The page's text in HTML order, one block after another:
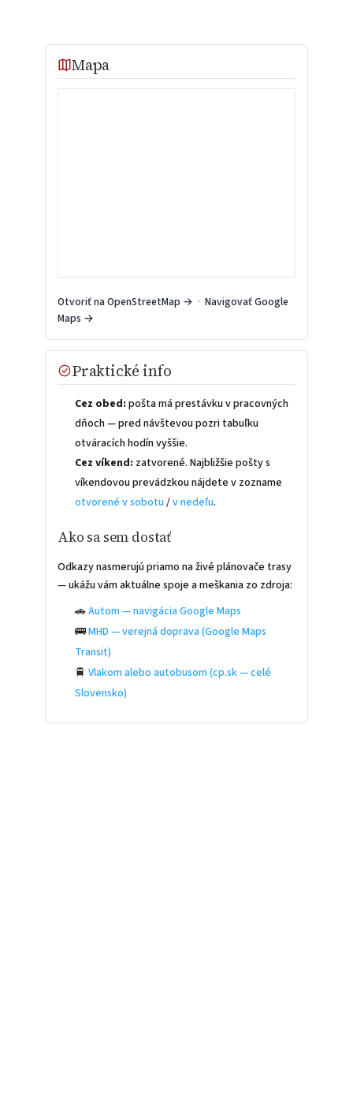
Mapa
Otvoriť na OpenStreetMap → · Navigovať Google
Maps →
Praktické info
Cez obed: pošta má prestávku v pracovných
dňoch — pred návštevou pozri tabuľku
otváracích hodín vyššie.
Cez víkend: zatvorené. Najbližšie pošty s
víkendovou prevádzkou nájdete v zozname
otvorené v sobotu /v nedeľu.
Ako sa sem dostať
Odkazy nasmerujú priamo na živé plánovače trasy
— ukážu vám aktuálne spoje a meškania zo zdroja:
🚗Autom — navigácia Google Maps
🚌MHD — verejná doprava (Google Maps
Transit)
🚆Vlakom alebo autobusom (cp.sk — celé
Slovensko)